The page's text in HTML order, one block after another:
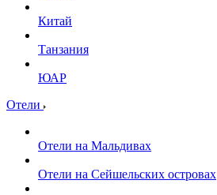
Китай
Танзания
ЮАР
Отели
Отели на Мальдивах
Отели на Сейшельских островах